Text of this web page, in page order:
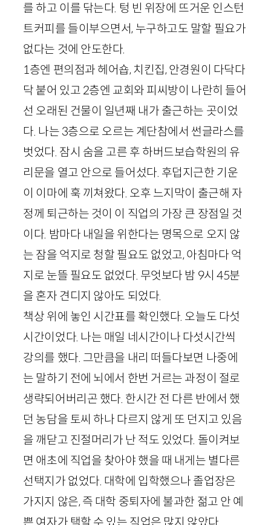
를 하고 이를 닦는다. 텅 빈 위장에 뜨거운 인스턴
트커피를 들이부으면서, 누구하고도 말할 필요가
없다는 것에 안도한다.
1층엔 편의점과 헤어숍, 치킨집, 안경원이 다닥다
닥 붙어 있고 2층엔 교회와 피씨방이 나란히 들어
선 오래된 건물이 일년째 내가 출근하는 곳이었
다. 나는 3층으로 오르는 계단참에서 썬글라스를
벗었다. 잠시 숨을 고른 후 하버드보습학원의 유
리문을 열고 안으로 들어섰다. 후덥지근한 기운
이 이마에 훅 끼쳐왔다. 오후 느지막이 출근해 자
정께 퇴근하는 것이 이 직업의 가장 큰 장점일 것
이다. 밤마다 내일을 위한다는 명목으로 오지 않
는 잠을 억지로 청할 필요도 없었고, 아침마다 억
지로 눈뜰 필요도 없었다. 무엇보다 밤 9시45분
을 혼자 견디지 않아도 되었다.
책상 위에 놓인 시간표를 확인했다. 오늘도 다섯
시간이었다. 나는 매일 네시간이나 다섯시간씩
강의를 했다. 그만큼을 내리 떠들다보면 나중에
는 말하기 전에 뇌에서 한번 거르는 과정이 절로
생략되어버리곤 했다. 한시간 전 다른 반에서 했
던 농담을 토씨 하나 다르지 않게 또 던지고 있음
을 깨닫고 진절머리가 난 적도 있었다. 돌이켜보
면 애초에 직업을 찾아야 했을 때 내게는 별다른
선택지가 없었다. 대학에 입학했으나 졸업장은
가지지 않은, 즉 대학 중퇴자에 불과한 젊고 안 예
쁜 여자가 택할 수 있는 직업은 많지 않았다.